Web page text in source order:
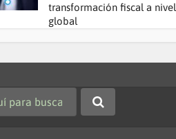
transformación fiscal a nivel
global